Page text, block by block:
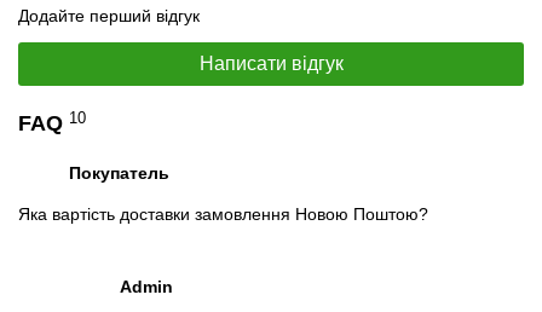
Стан:новий
1. Повний рідний комплект
📧Запит оптової ціни
Слідкувати на Facebook
Додайте перший відгук
Написати відгук
FAQ 10
Покупатель
Яка вартість доставки замовлення Новою Поштою?
Admin